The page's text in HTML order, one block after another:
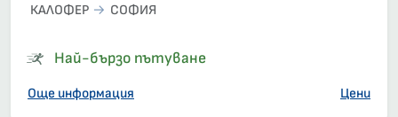
КАЛОФЕР СОФИЯ
Най-бързо пътуване
Още информация Цени